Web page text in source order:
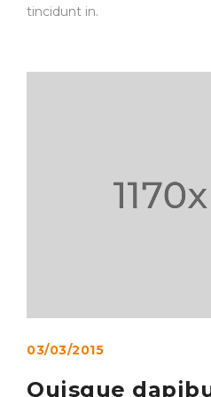
tincidunt in.
03/03/2015
Quisque